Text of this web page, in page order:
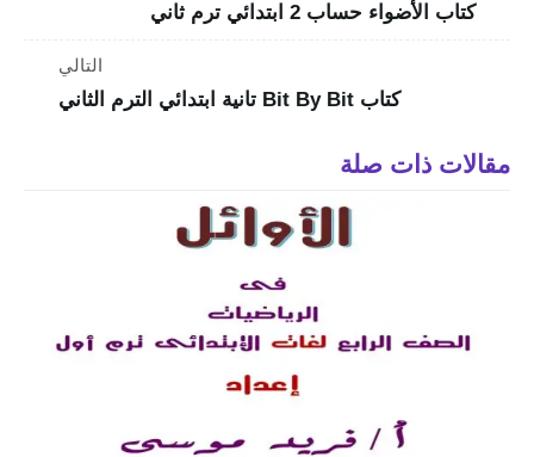
كتاب الأضواء حساب 2 ابتدائي ترم ثاني
التالي
كتاب Bit By Bit تانية ابتدائي الترم الثاني
مقالات ذات صلة